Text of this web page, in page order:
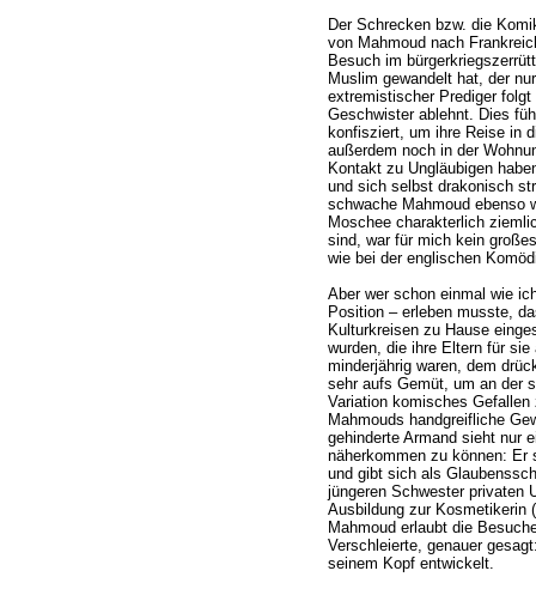
Der Schrecken bzw. die
von Mahmoud nach
Besuch im
Muslim gewandelt hat, der
extremistischer Prediger
Geschwister ablehnt. Dies
konfisziert, um ihre Reise in
außerdem noch in der
Kontakt zu Ungläubigen
und sich selbst drakonisch
schwache Mahmoud ebenso
Moschee charakterlich
sind, war für mich kein
wie bei der englischen
Aber wer schon einmal wie
Position – erleben musste,
Kulturkreisen zu Hause
wurden, die ihre Eltern für
minderjährig waren, dem
sehr aufs Gemüt, um an der
Variation komisches
Mahmouds handgreifliche
gehinderte Armand sieht nur
näherkommen zu können: Er
und gibt sich als
jüngeren Schwester privaten
Ausbildung zur Kosmetikerin
Mahmoud erlaubt die
Verschleierte, genauer
seinem Kopf entwickelt.